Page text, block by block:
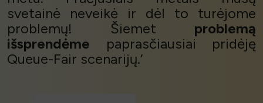
svetainė neveikė ir dėl to turėjome
problemų! Šiemet problemą
išsprendėme paprasčiausiai pridėję
Queue-Fair scenarijų.’